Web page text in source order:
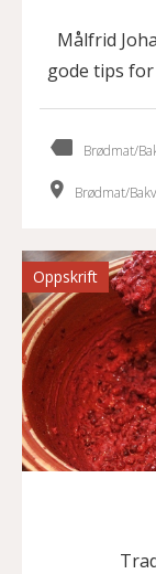
Målfrid
gode tips
Brødmat/
Brødmat/
Oppskrift